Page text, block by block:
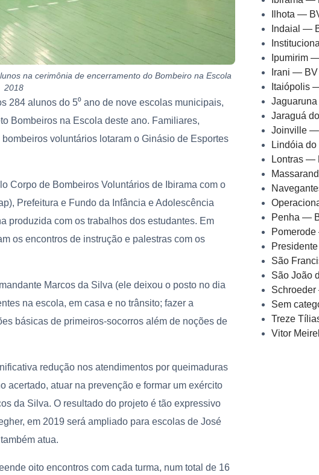
na cerimônia de encerramento do Bombeiro na Escola
2018
284 alunos do 5⁰ ano de nove escolas municipais,
Bombeiros na Escola deste ano. Familiares,
voluntários lotaram o Ginásio de Esportes
Corpo de Bombeiros Voluntários de Ibirama com o
Prefeitura e Fundo da Infância e Adolescência
produzida com os trabalhos dos estudantes. Em
os encontros de instrução e palestras com os
Marcos da Silva (ele deixou o posto no dia
na escola, em casa e no trânsito; fazer a
básicas de primeiros-socorros além de noções de
redução nos atendimentos por queimaduras
acertado, atuar na prevenção e formar um exército
da Silva. O resultado do projeto é tão expressivo
em 2019 será ampliado para escolas de José
atua.
oito encontros com cada turma, num total de 16
Ilhota —
Indaial —
Institucional
Ipumirim
Irani — BV
Itaiópolis
Jaraguá
Joinville —
Lindóia
Lontras —
Penha —
São
São João
Sem
Treze
Vitor